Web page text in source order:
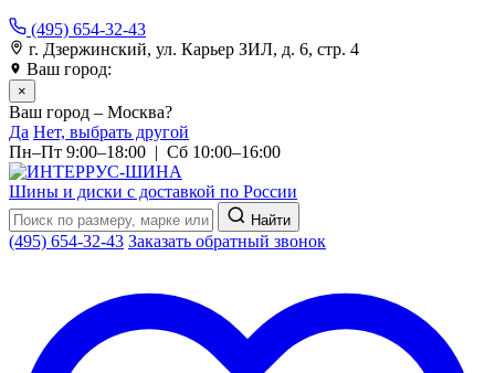
(495) 654-32-43
г. Дзержинский, ул. Карьер ЗИЛ, д. 6, стр. 4
Ваш город:
×
Ваш город – Москва?
Да Нет, выбрать другой
Пн–Пт 9:00–18:00 | Сб 10:00–16:00
Шины и диски с доставкой по России
Найти
(495) 654-32-43 Заказать обратный звонок